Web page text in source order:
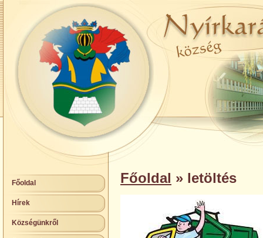
Főoldal
Hírek
Községünkről
Főoldal » letöltés